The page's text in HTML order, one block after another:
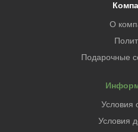
О
Подарочные
Условия
Условия